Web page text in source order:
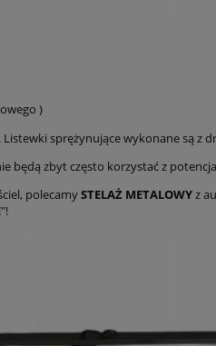
)
sprężynujące wykonane są z
będą zbyt często korzystać z
polecamySTELAŻ METALOWYz
"!